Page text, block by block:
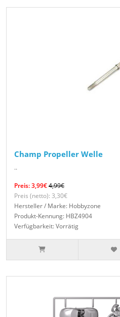
Champ Propeller Welle
..
Preis: 3,99€4,99€
Preis (netto): 3,30€
Hersteller / Marke: Hobbyzone
Produkt-Kennung: HBZ4904
Verfügbarkeit: Vorrätig